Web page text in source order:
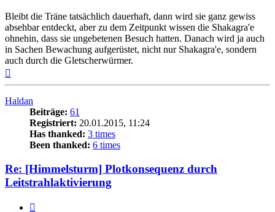
Bleibt die Träne tatsächlich dauerhaft, dann wird sie ganz gewiss
absehbar entdeckt, aber zu dem Zeitpunkt wissen die Shakagra'e
ohnehin, dass sie ungebetenen Besuch hatten. Danach wird ja auch
in Sachen Bewachung aufgerüstet, nicht nur Shakagra'e, sondern
auch durch die Gletscherwürmer.
Haldan
Beiträge: 61
Registriert: 20.01.2015, 11:24
Has thanked: 3 times
Been thanked: 6 times
Re: [Himmelsturm] Plotkonsequenz durch
Leitstrahlaktivierung